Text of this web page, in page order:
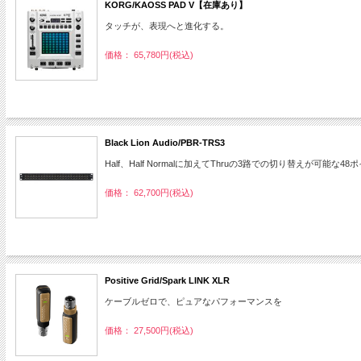
KORG/KAOSS PAD V【在庫あり】
タッチが、表現へと進化する。
価格： 65,780円(税込)
Black Lion Audio/PBR-TRS3
Half、Half Normalに加えてThruの3路での切り替えが可能な48
価格： 62,700円(税込)
Positive Grid/Spark LINK XLR
ケーブルゼロで、ピュアなパフォーマンスを
価格： 27,500円(税込)